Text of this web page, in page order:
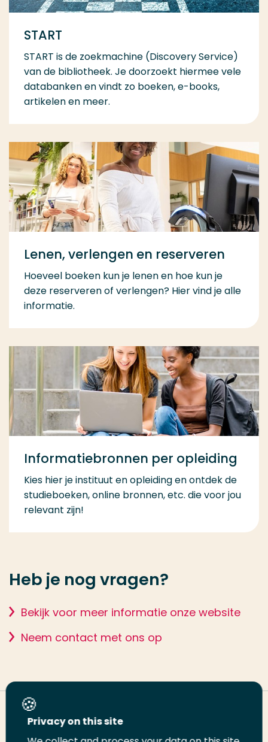
START
START is de zoekmachine (Discovery Service)
van de bibliotheek. Je doorzoekt hiermee vele
databanken en vindt zo boeken, e-books,
artikelen en meer.
Lenen, verlengen en reserveren
Hoeveel boeken kun je lenen en hoe kun je
deze reserveren of verlengen? Hier vind je alle
informatie.
Informatiebronnen per opleiding
Kies hier je instituut en opleiding en ontdek de
studieboeken, online bronnen, etc. die voor jou
relevant zijn!
Heb je nog vragen?
Bekijk voor meer informatie onze website
Neem contact met ons op
Deel deze pagina
Privacy on this site